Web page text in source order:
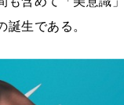
生である。